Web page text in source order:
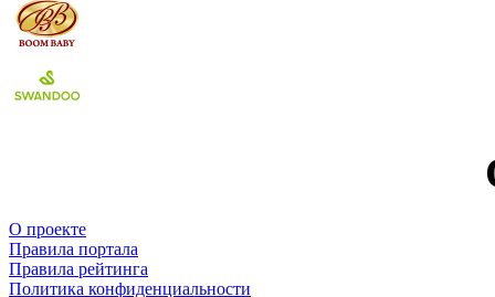
О проекте
Правила портала
Правила рейтинга
Политика конфиденциальности